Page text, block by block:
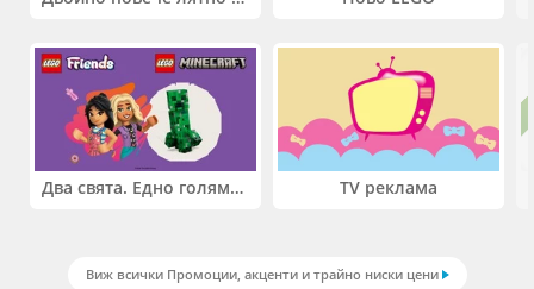
Два свята. Едно голямо приключение. Купи 2 продукта LEGO® Friends и/или LEGO® Minecraft и вземи -27% TV реклама
Виж всички Промоции, акценти и трайно ниски цени